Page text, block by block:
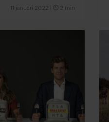
11 januari 2022 2 min